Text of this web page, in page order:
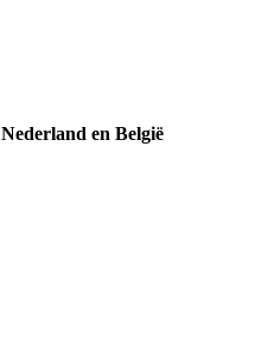
Nederland en België